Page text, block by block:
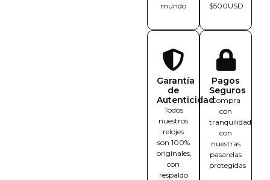
mundo
$500USD
Garantía
de
Autenticidad
Todos
nuestros
relojes
son 100%
originales,
con
respaldo
Pagos
Seguros
Compra
con
tranquilidad
con
nuestras
pasarelas
protegidas